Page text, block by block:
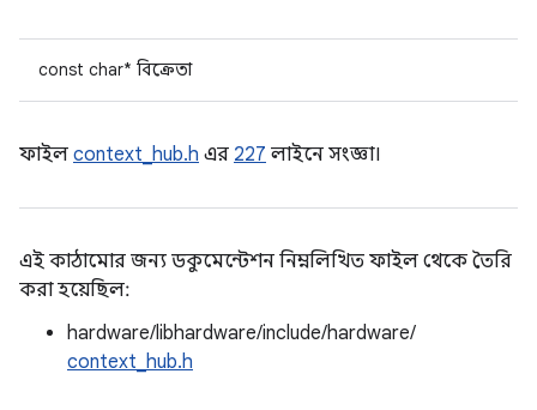
const char* বিক্রেতা
ফাইল context_hub.h এর 227 লাইনে সংজ্ঞা।
এই কাঠামোর জন্য ডকুমেন্টেশন নিম্নলিখিত ফাইল থেকে তৈরি
করা হয়েছিল:
hardware/libhardware/include/hardware/
context_hub.h